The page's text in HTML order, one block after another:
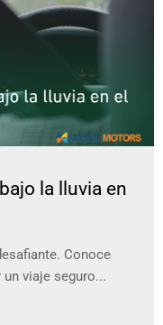
la lluvia en
Conoce
viaje seguro...